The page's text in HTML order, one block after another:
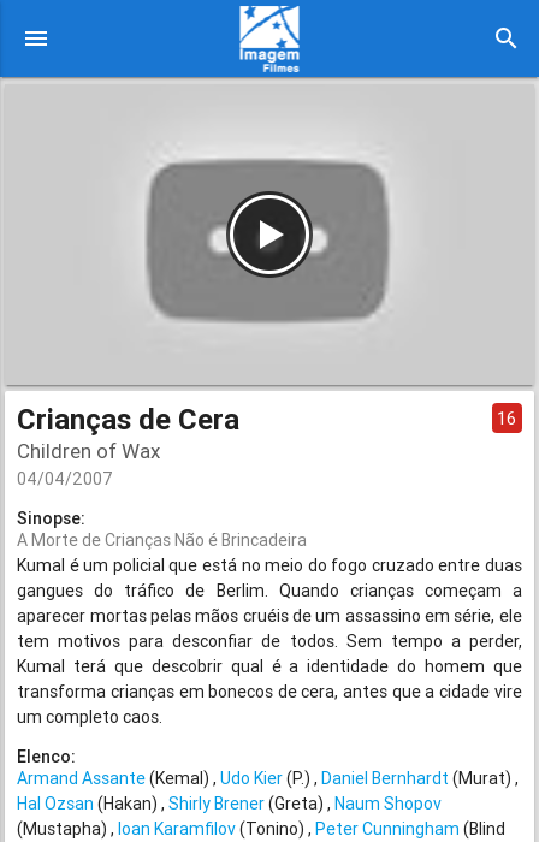
menu search
Crianças de Cera 16
Children of Wax
04/04/2007
Sinopse:
A Morte de Crianças Não é Brincadeira
Kumal é um policial que está no meio do fogo cruzado entre duas
gangues do tráfico de Berlim. Quando crianças começam a
aparecer mortas pelas mãos cruéis de um assassino em série, ele
tem motivos para desconfiar de todos. Sem tempo a perder,
Kumal terá que descobrir qual é a identidade do homem que
transforma crianças em bonecos de cera, antes que a cidade vire
um completo caos.
Elenco:
Armand Assante(Kemal) Udo Kier(P.) Daniel Bernhardt (Murat)
Hal Ozsan (Hakan) Shirly Brener(Greta) Naum Shopov
(Mustapha) Ioan Karamfilov(Tonino) Peter Cunningham (Blind